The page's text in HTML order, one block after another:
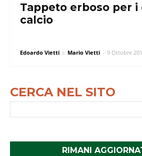
Tappeto erboso per i
calcio
Edoardo Vietti e Mario Vietti - 9 Ottobre
CERCA NEL SITO
RIMANI